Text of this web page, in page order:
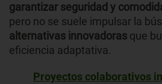
garantizar seguridad y
pero no se suele impulsar la
alternativas innovadoras que
eficiencia adaptativa.
Proyectos colaborativos